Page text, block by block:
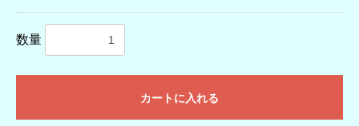
数量
カートに入れる